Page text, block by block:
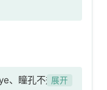
、瞳孔不规展开